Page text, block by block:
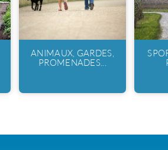
ANIMAUX, GARDES,
PROMENADES...